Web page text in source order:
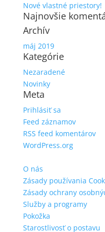
Nové vlastné priestory!
Najnovšie
Archív
máj 2019
Kategórie
Nezaradené
Novinky
Meta
Prihlásiť sa
Feed záznamov
RSS feed komentárov
WordPress.org
O nás
Zásady používania
Zásady ochrany
Služby a programy
Pokožka
Starostlivosť o postavu